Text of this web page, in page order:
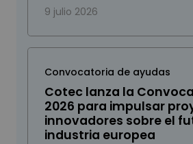
9 julio 2026
Convocatoria de ayudas
Cotec lanza la
2026 para impulsar
innovadores sobre el
industria europea